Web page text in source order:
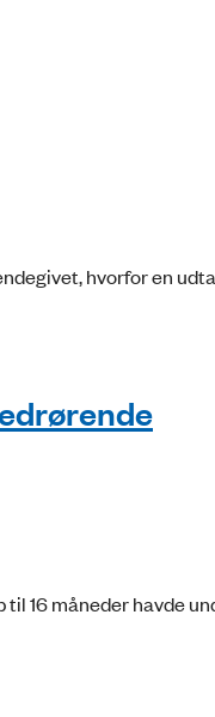
hvorfor en
16 måneder havde